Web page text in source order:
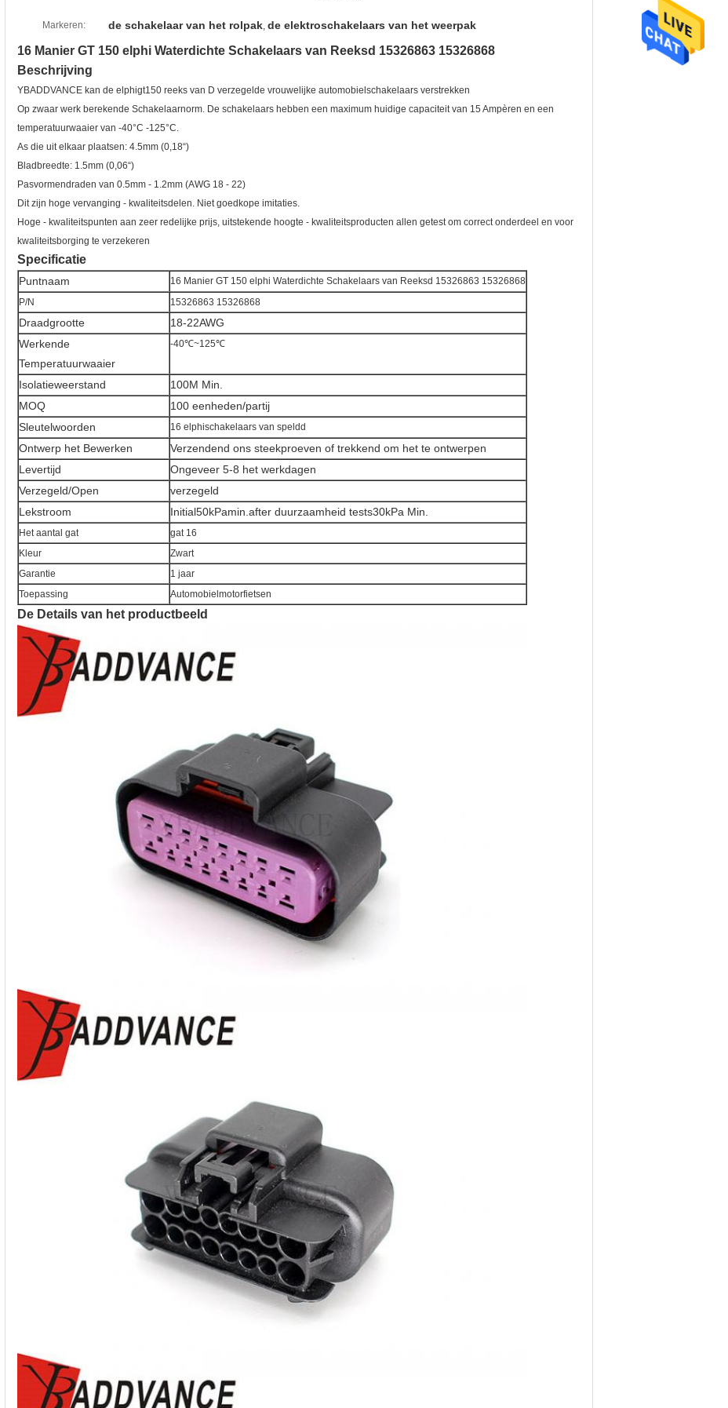
Markeren: de schakelaar van het rolpak, de elektroschakelaars van het weerpak
16 Manier GT 150 elphi Waterdichte Schakelaars van Reeksd 15326863 15326868
Beschrijving
YBADDVANCE kan de elphigt150 reeks van D verzegelde vrouwelijke automobielschakelaars verstrekken
Op zwaar werk berekende Schakelaarnorm. De schakelaars hebben een maximum huidige capaciteit van 15 Ampèren en een
temperatuurwaaier van -40°C -125°C.
As die uit elkaar plaatsen: 4.5mm (0,18“)
Bladbreedte: 1.5mm (0,06“)
Pasvormendraden van 0.5mm - 1.2mm (AWG 18 - 22)
Dit zijn hoge vervanging - kwaliteitsdelen. Niet goedkope imitaties.
Hoge - kwaliteitspunten aan zeer redelijke prijs, uitstekende hoogte - kwaliteitsproducten allen getest om correct onderdeel en voor
kwaliteitsborging te verzekeren
Specificatie
Puntnaam
16 Manier GT 150 elphi Waterdichte Schakelaars van Reeksd 15326863 15326868
P/N
15326863 15326868
Draadgrootte
18-22AWG
Werkende
Temperatuurwaaier
-40℃~125℃
Isolatieweerstand
100M Min.
MOQ
100 eenheden/partij
Sleutelwoorden
16 elphischakelaars van speldd
Ontwerp het Bewerken
Verzendend ons steekproeven of trekkend om het te ontwerpen
Levertijd
Ongeveer 5-8 het werkdagen
Verzegeld/Open
verzegeld
Lekstroom
Initial50kPamin.after duurzaamheid tests30kPa Min.
Het aantal gat
gat 16
Kleur
Zwart
Garantie
1 jaar
Toepassing
Automobielmotorfietsen
De Details van het productbeeld